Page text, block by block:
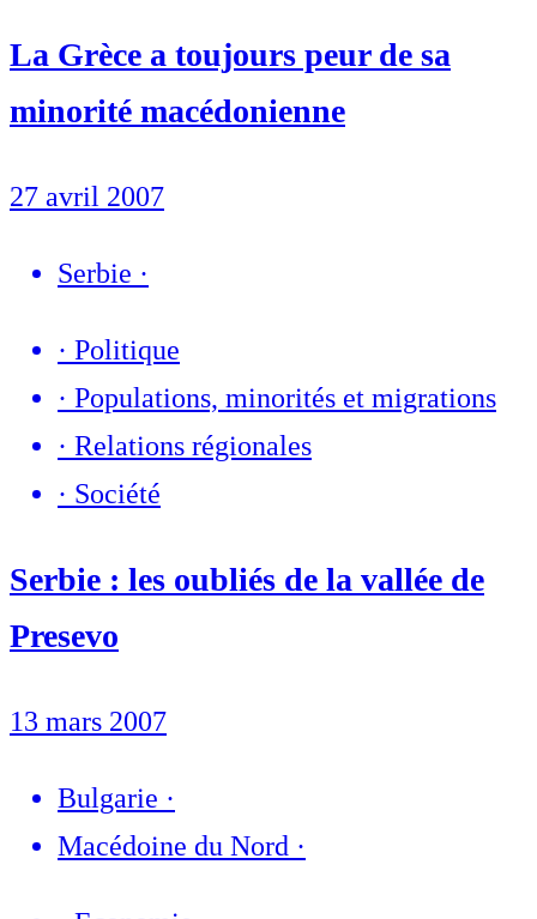
La Grèce a toujours peur de sa
minorité macédonienne
27 avril 2007
Serbie ·
· Politique
· Populations, minorités et migrations
· Relations régionales
· Société
Serbie : les oubliés de la vallée de
Presevo
13 mars 2007
Bulgarie ·
Macédoine du Nord ·